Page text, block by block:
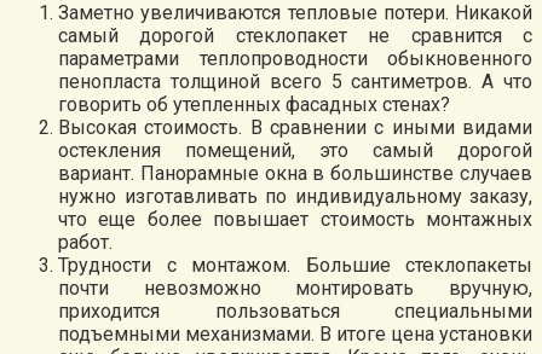
Заметно увеличиваются тепловые потери. Никакой
самый дорогой стеклопакет не сравнится с
параметрами теплопроводности обыкновенного
пенопласта толщиной всего 5 сантиметров. А что
говорить об утепленных фасадных стенах?
Высокая стоимость. В сравнении с иными видами
остекления помещений, это самый дорогой
вариант. Панорамные окна в большинстве случаев
нужно изготавливать по индивидуальному заказу,
что еще более повышает стоимость монтажных
работ.
Трудности с монтажом. Большие стеклопакеты
почти невозможно монтировать вручную,
приходится пользоваться специальными
подъемными механизмами. В итоге цена установки